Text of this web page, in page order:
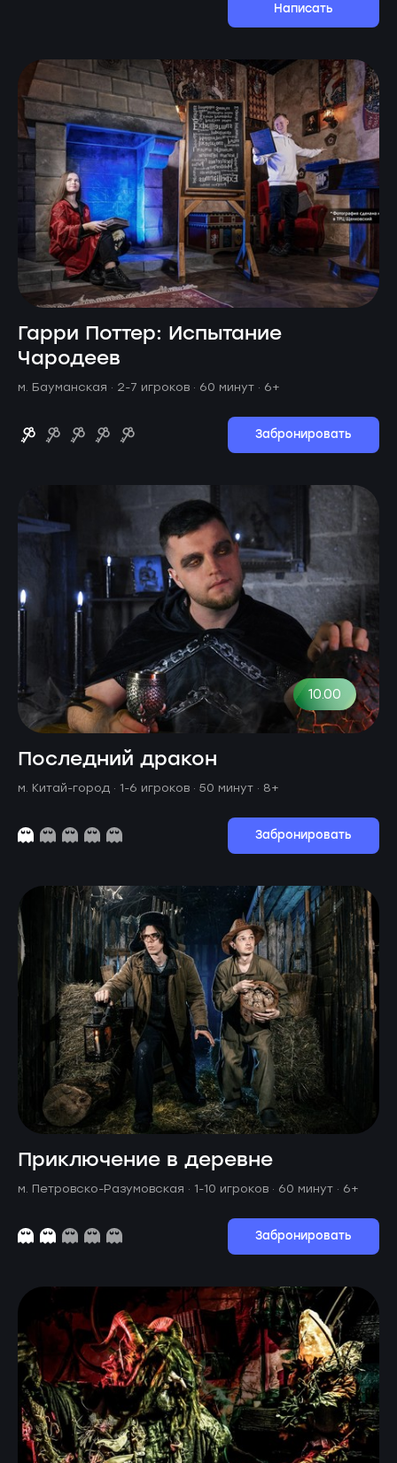
Написать
Гарри Поттер: Испытание
Чародеев
м. Бауманская · 2-7 игроков · 60 минут · 6+
Забронировать
10.00
Последний дракон
м. Китай-город · 1-6 игроков · 50 минут · 8+
Забронировать
Приключение в деревне
м. Петровско-Разумовская · 1-10 игроков · 60 минут · 6+
Забронировать